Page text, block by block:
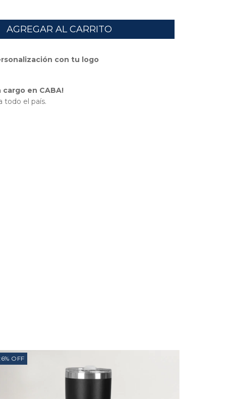
con tu logo
cargo en CABA!
todo el país.
% OFF